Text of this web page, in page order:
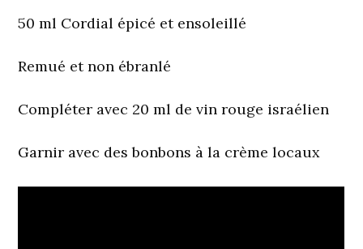
50 ml Cordial épicé et ensoleillé
Remué et non ébranlé
Compléter avec 20 ml de vin rouge israélien
Garnir avec des bonbons à la crème locaux